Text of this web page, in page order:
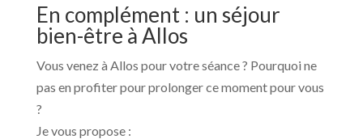
En complément : un séjour
bien-être à Allos
Vous venez à Allos pour votre séance ? Pourquoi ne
pas en profiter pour prolonger ce moment pour vous
?
Je vous propose :